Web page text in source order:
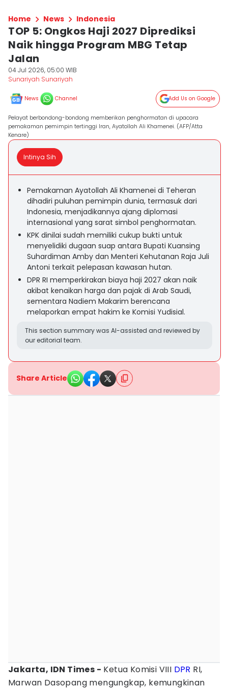
Home News Indonesia
TOP 5: Ongkos Haji 2027 Diprediksi
Naik hingga Program MBG Tetap
Jalan
04 Jul 2026, 05:00 WIB
Sunariyah Sunariyah
News Channel Add Us on Google
Pelayat berbondong-bondong memberikan penghormatan di upacara
pemakaman pemimpin tertinggi Iran, Ayatollah Ali Khamenei. (AFP/Atta
Kenare)
Intinya Sih
Pemakaman Ayatollah Ali Khamenei di Teheran
dihadiri puluhan pemimpin dunia, termasuk dari
Indonesia, menjadikannya ajang diplomasi
internasional yang sarat simbol penghormatan.
KPK dinilai sudah memiliki cukup bukti untuk
menyelidiki dugaan suap antara Bupati Kuansing
Suhardiman Amby dan Menteri Kehutanan Raja Juli
Antoni terkait pelepasan kawasan hutan.
DPR RI memperkirakan biaya haji 2027 akan naik
akibat kenaikan harga dan pajak di Arab Saudi,
sementara Nadiem Makarim berencana
melaporkan empat hakim ke Komisi Yudisial.
This section summary was AI-assisted and reviewed by
our editorial team.
Share Article
Jakarta, IDN Times - Ketua Komisi VIII DPR RI,
Marwan Dasopang mengungkap, kemungkinan